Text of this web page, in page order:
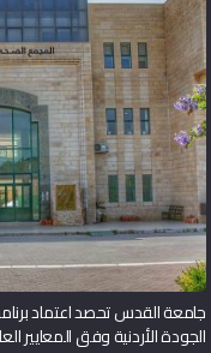
جامعة القدس تحصد اعتماد
الجودة الأردنية وفق المعايير